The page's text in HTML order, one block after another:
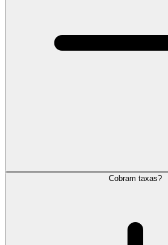
Cobram taxas?